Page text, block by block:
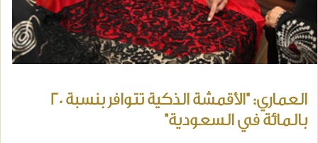
العماري: "الأقمشة الذكية تتوافر بنسبة 20
بالمائة في السعودية"